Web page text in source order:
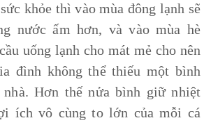
khỏe thì vào mùa đông lạnh sẽ
nước ấm hơn, và vào mùa hè
uống lạnh cho mát mẻ cho nên
đình không thể thiếu một bình
nhà. Hơn thế nửa bình giữ nhiệt
ích vô cùng to lớn của mỗi cá